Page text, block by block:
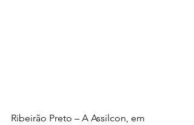
Ribeirão Preto – A Assilcon, em